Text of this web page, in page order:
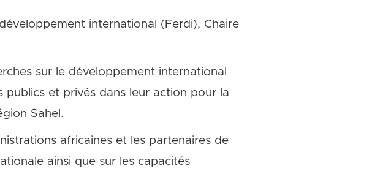
international (Ferdi), Chaire
sur le développement international
publics et privés dans leur action pour la
Sahel.
africaines et les partenaires de
ainsi que sur les capacités